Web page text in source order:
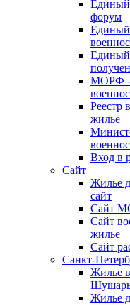
Единый
форум
Единый
Единый
МОРФ -
Реестр
жилье
Вход в
Сайт
Жилье
сайт
Сайт
Сайт
жилье
Сайт
Санкт-
Жилье
Жилье